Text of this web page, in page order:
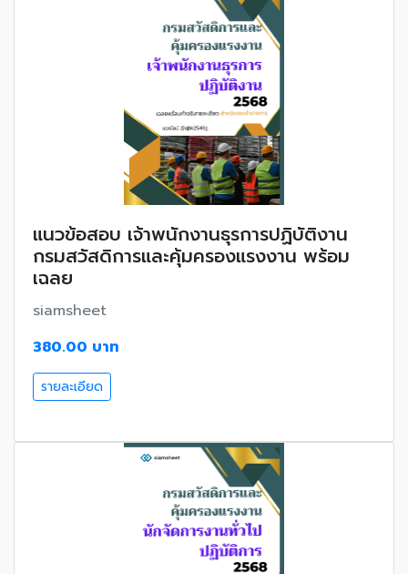
แนวข้อสอบ เจ้าพนักงานธุรการปฏิบัติงาน
กรมสวัสดิการและคุ้มครองแรงงาน พร้อม
เฉลย
siamsheet
380.00 บาท
รายละเอียด